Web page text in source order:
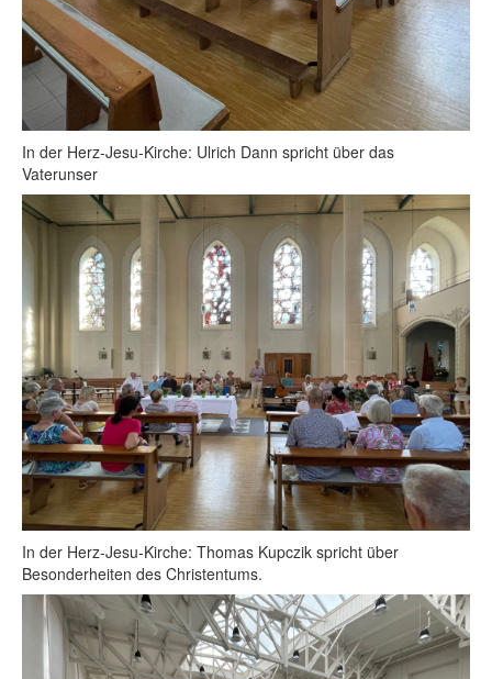
In der Herz-Jesu-Kirche: Ulrich Dann spricht über das
Vaterunser
In der Herz-Jesu-Kirche: Thomas Kupczik spricht über
Besonderheiten des Christentums.